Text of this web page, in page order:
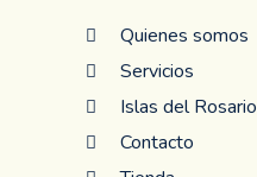
Quienes somos
Servicios
Islas del Rosario
Contacto